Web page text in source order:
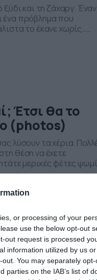
or processing of your
use the below opt-out
out request is processed
information utilized by us
You may separately
parties on the IAB’s list of
και τη ζάχαργ. Έναν
ένα πρόβλημα που
το έκανε χωρίς…
Έτσι θα το
(photos)
λύσουν τα χέρια.
θέση να έχετε
μερικές φέτες
σας έχει γίνει σαν…
σας
που ήδη